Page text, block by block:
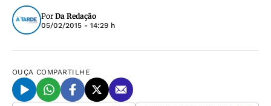
Por Da Redação
05/02/2015 - 14:29 h
OUÇA COMPARTILHE